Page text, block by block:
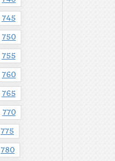
745
750
755
760
765
770
775
780